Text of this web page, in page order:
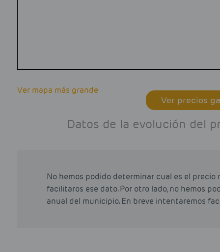
Ver mapa más grande
Ver precios
Datos de la evolución del
No hemos podido determinar cual es el
facilitaros ese dato. Por otro lado, no hemos
anual del municipio. En breve intentaremos